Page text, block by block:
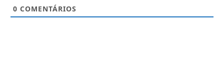
0 COMENTÁRIOS